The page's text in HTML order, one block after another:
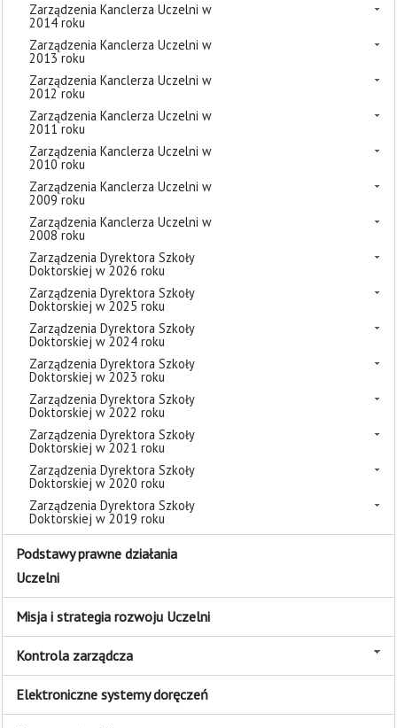
Zarządzenia Kanclerza Uczelni w
2014 roku
Zarządzenia Kanclerza Uczelni w
2013 roku
Zarządzenia Kanclerza Uczelni w
2012 roku
Zarządzenia Kanclerza Uczelni w
2011 roku
Zarządzenia Kanclerza Uczelni w
2010 roku
Zarządzenia Kanclerza Uczelni w
2009 roku
Zarządzenia Kanclerza Uczelni w
2008 roku
Zarządzenia Dyrektora Szkoły
Doktorskiej w 2026 roku
Zarządzenia Dyrektora Szkoły
Doktorskiej w 2025 roku
Zarządzenia Dyrektora Szkoły
Doktorskiej w 2024 roku
Zarządzenia Dyrektora Szkoły
Doktorskiej w 2023 roku
Zarządzenia Dyrektora Szkoły
Doktorskiej w 2022 roku
Zarządzenia Dyrektora Szkoły
Doktorskiej w 2021 roku
Zarządzenia Dyrektora Szkoły
Doktorskiej w 2020 roku
Zarządzenia Dyrektora Szkoły
Doktorskiej w 2019 roku
Podstawy prawne działania
Uczelni
Misja i strategia rozwoju Uczelni
Kontrola zarządcza
Elektroniczne systemy doręczeń